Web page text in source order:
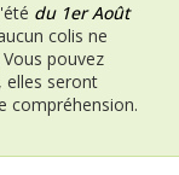
du 1er Août
colis ne
Vous pouvez
elles seront
compréhension.